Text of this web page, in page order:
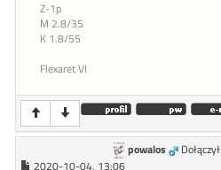
Z-1p
M 2.8/35
K 1.8/55
Flexaret VI
powalos